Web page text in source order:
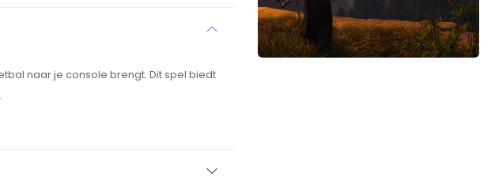
naar je console brengt. Dit spel biedt